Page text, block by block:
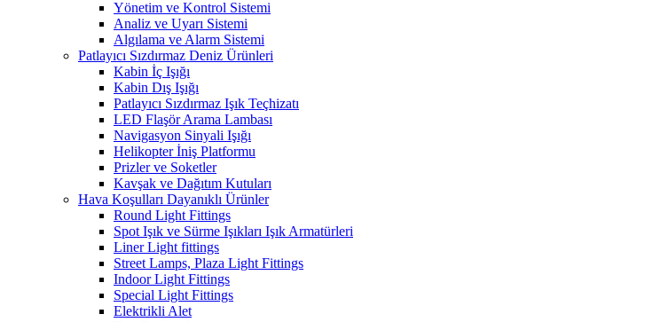
Yönetim ve Kontrol Sistemi
Analiz ve Uyarı Sistemi
Algılama ve Alarm Sistemi
Patlayıcı Sızdırmaz Deniz Ürünleri
Kabin İç Işığı
Kabin Dış Işığı
Patlayıcı Sızdırmaz Işık Teçhizatı
LED Flaşör Arama Lambası
Navigasyon Sinyali Işığı
Helikopter İniş Platformu
Prizler ve Soketler
Kavşak ve Dağıtım Kutuları
Hava Koşulları Dayanıklı Ürünler
Round Light Fittings
Spot Işık ve Sürme Işıkları Işık Armatürleri
Liner Light fittings
Street Lamps, Plaza Light Fittings
Indoor Light Fittings
Special Light Fittings
Elektrikli Alet